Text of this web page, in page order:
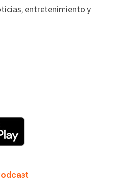
entretenimiento y